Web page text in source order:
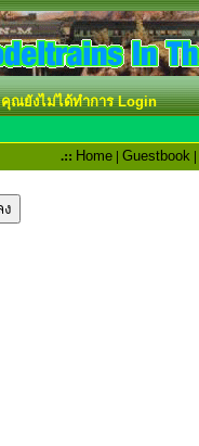
คุณยังไม่ได้ทำการ Login
.:: Home | Guestbook |